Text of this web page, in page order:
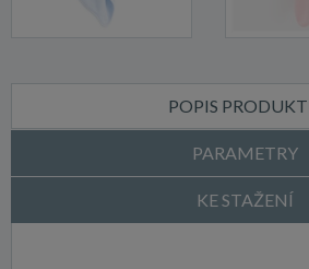
POPIS
PARAMETRY
KE STAŽENÍ